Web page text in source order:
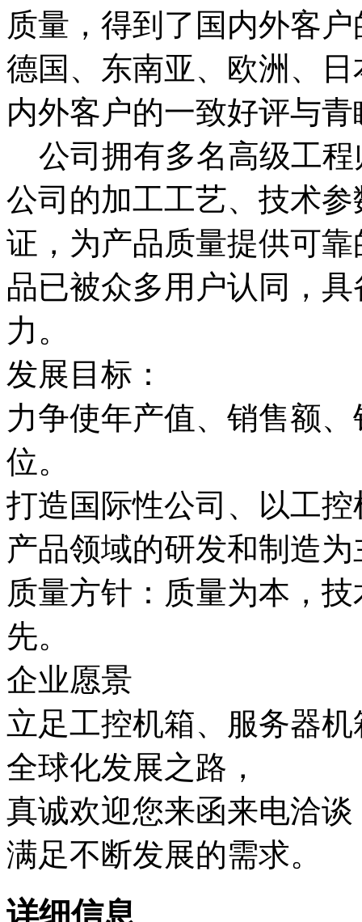
质量，得到了国内外客
德国、东南亚、欧洲、
内外客户的一致好评与青
公司拥有多名高级工程
公司的加工工艺、技术
证，为产品质量提供可
品已被众多用户认同，
力。
发展目标：
力争使年产值、销售额
位。
打造国际性公司、以工
产品领域的研发和制造
质量方针：质量为本，
先。
企业愿景
立足工控机箱、服务器
全球化发展之路，
真诚欢迎您来函来电洽
满足不断发展的需求。
详细信息